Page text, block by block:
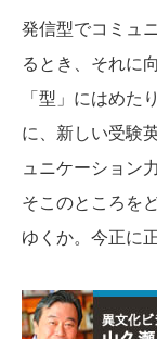
発信型でコミュ
るとき、それに
「型」にはめた
に、新しい受験
ュニケーション
そこのところを
ゆくか。今正に